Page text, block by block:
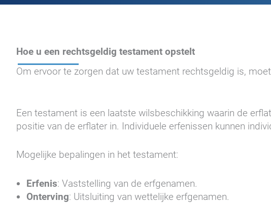
Hoe u een rechtsgeldig testament opstelt
Om ervoor te zorgen dat uw testament rechtsgeldig is,
Een testament is een laatste wilsbeschikking waarin de
positie van de erflater in. Individuele erfenissen kunnen
Mogelijke bepalingen in het testament:
Erfenis: Vaststelling van de erfgenamen.
Onterving: Uitsluiting van wettelijke erfgenamen.